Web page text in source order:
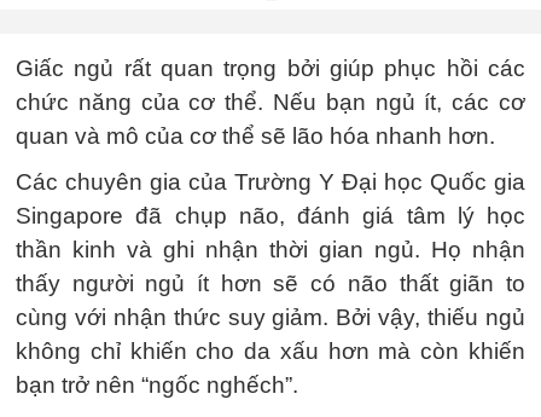
Giấc ngủ rất quan trọng bởi giúp phục hồi các
chức năng của cơ thể. Nếu bạn ngủ ít, các cơ
quan và mô của cơ thể sẽ lão hóa nhanh hơn.
Các chuyên gia của Trường Y Đại học Quốc gia
Singapore đã chụp não, đánh giá tâm lý học
thần kinh và ghi nhận thời gian ngủ. Họ nhận
thấy người ngủ ít hơn sẽ có não thất giãn to
cùng với nhận thức suy giảm. Bởi vậy, thiếu ngủ
không chỉ khiến cho da xấu hơn mà còn khiến
bạn trở nên “ngốc nghếch”.